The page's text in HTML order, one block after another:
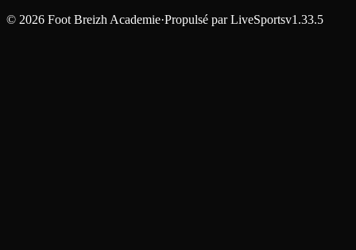
© 2026 Foot Breizh Academie·Propulsé par LiveSportsv1.33.5